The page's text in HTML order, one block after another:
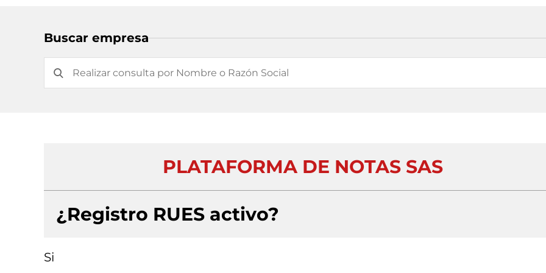
Buscar empresa
PLATAFORMA DE NOTAS SAS
¿Registro RUES activo?
Si